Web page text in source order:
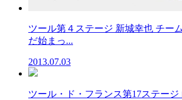
ツール第４ステージ 新城幸也 チー
だ始まっ...
2013.07.03
ツール・ド・フランス第17ステー